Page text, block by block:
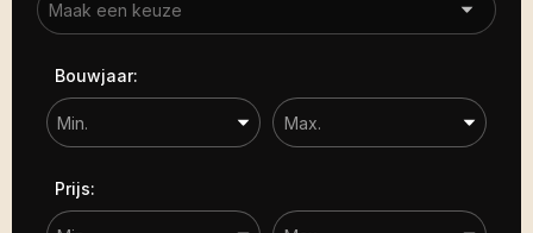
Bouwjaar
Sorteren op
Bouwjaar:
Prijs: